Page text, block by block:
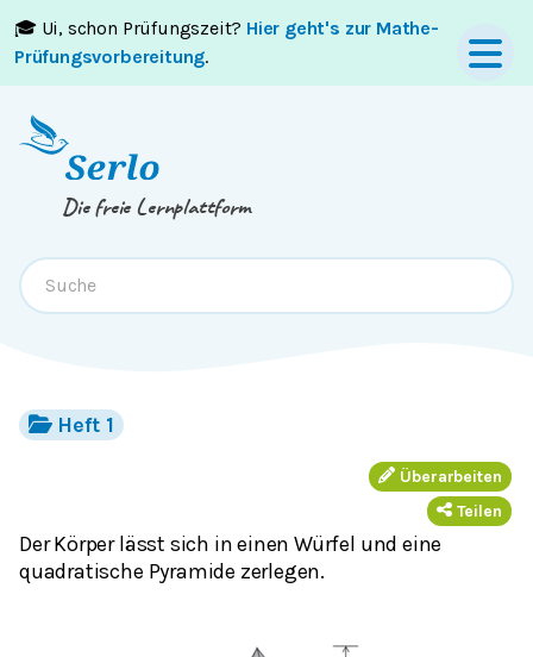
🎓 Ui, schon Prüfungszeit? Hier geht's zur Mathe-
Prüfungsvorbereitung.
Springe zumInhaltoderFooter
Die freie Lernplattform
Heft 1
Überarbeiten
Teilen
Der Körper lässt sich in einen Würfel und eine
quadratische Pyramide zerlegen.